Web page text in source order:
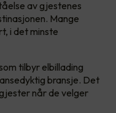
av gjestenes
Mange
i det minste
tilbyr elbillading
bransje. Det
når de velger